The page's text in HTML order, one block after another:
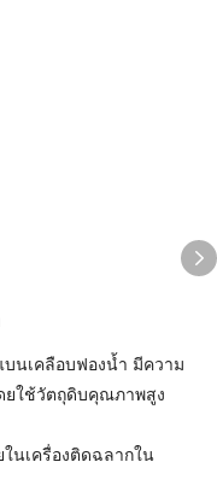
นเคลือบฟองน้ำ มีความ
ยใช้วัตถุดิบคุณภาพสูง
นเครื่องติดฉลากใน